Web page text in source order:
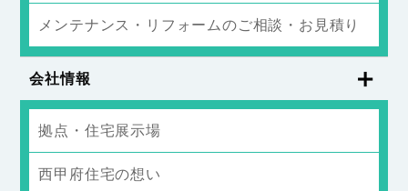
メンテナンス・リフォームのご相談・お見積り
会社情報
拠点・住宅展示場
西甲府住宅の想い